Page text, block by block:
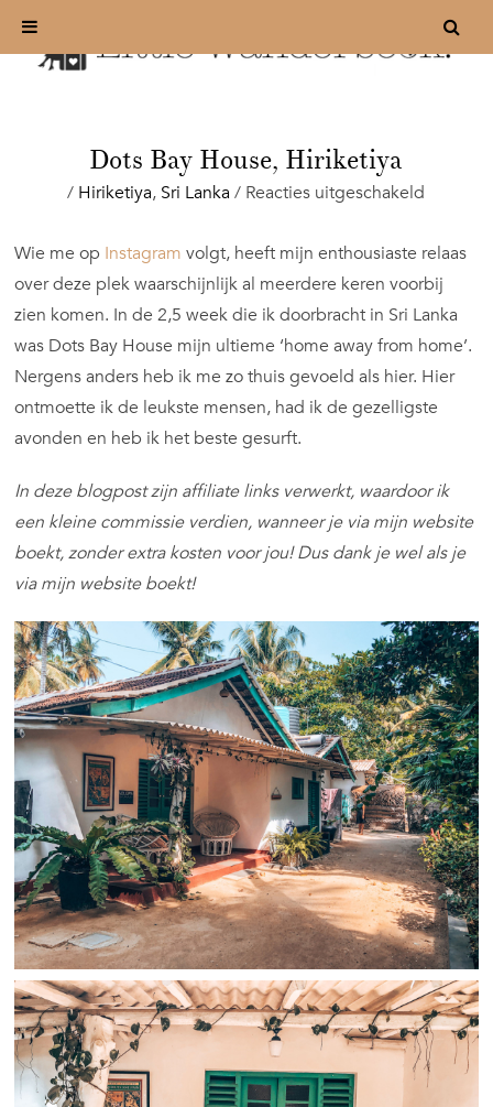
Dots Bay House, Hiriketiya
/ Hiriketiya, Sri Lanka / Reacties uitgeschakeld
Bay
House,
Wie me op Instagram volgt, heeft mijn enthousiaste relaas
over deze plek waarschijnlijk al meerdere keren voorbij
zien komen. In de 2,5 week die ik doorbracht in Sri Lanka
was Dots Bay House mijn ultieme ‘home away from home’.
Nergens anders heb ik me zo thuis gevoeld als hier. Hier
ontmoette ik de leukste mensen, had ik de gezelligste
avonden en heb ik het beste gesurft.
In deze blogpost zijn affiliate links verwerkt, waardoor ik
een kleine commissie verdien, wanneer je via mijn website
boekt, zonder extra kosten voor jou! Dus dank je wel als je
via mijn website boekt!